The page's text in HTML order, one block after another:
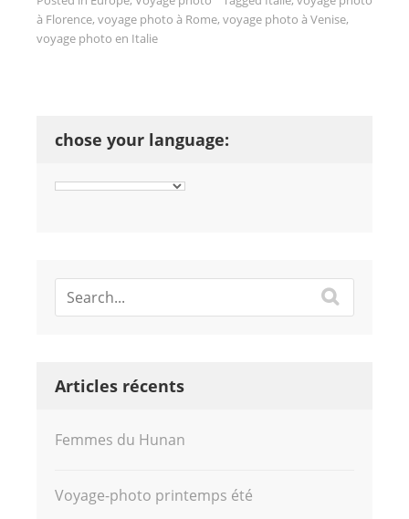
à Florence, voyage photo à Rome, voyage photo à Venise,
voyage photo en Italie
chose your language:
Articles récents
Femmes du Hunan
Voyage-photo printemps été